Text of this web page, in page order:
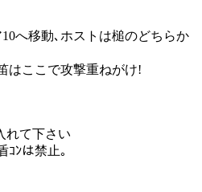
へ移動､ホストは槌のどちらか
はここで攻撃重ねがけ!
れて下さい
ｺﾝは禁止｡